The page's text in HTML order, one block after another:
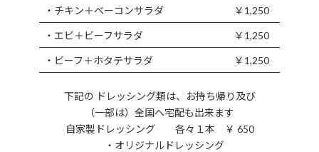
・チキン＋ベーコンサラダ ￥1,250
・エビ＋ビーフサラダ ￥1,250
・ビーフ＋ホタテサラダ ￥1,250
下記の ドレッシング類は、お持ち帰り及び
（一部は）全国へ宅配も出来ます
自家製ドレッシング 各々１本 ￥ 650
・オリジナルドレッシング